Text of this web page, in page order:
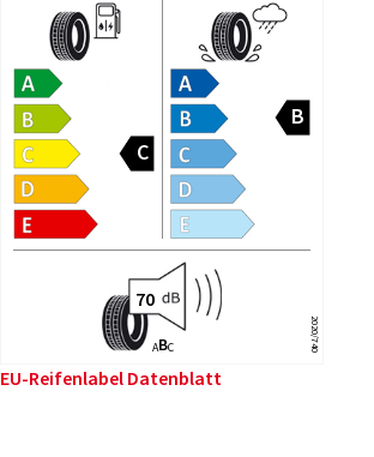
ABC 2020/740
EU-Reifenlabel Datenblatt